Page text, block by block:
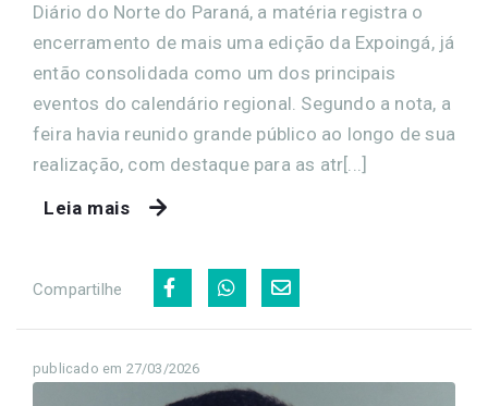
Diário do Norte do Paraná, a matéria registra o
encerramento de mais uma edição da Expoingá, já
então consolidada como um dos principais
eventos do calendário regional. Segundo a nota, a
feira havia reunido grande público ao longo de sua
realização, com destaque para as atr[...]
Leia mais
Compartilhe
publicado em 27/03/2026